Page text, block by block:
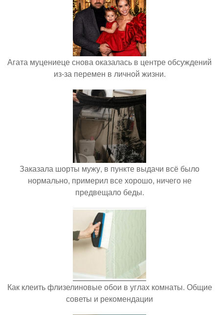
Агата муцениеце снова оказалась в центре обсуждений
из-за перемен в личной жизни.
Заказала шорты мужу, в пункте выдачи всё было
нормально, примерил все хорошо, ничего не
предвещало беды.
Как клеить флизелиновые обои в углах комнаты. Общие
советы и рекомендации